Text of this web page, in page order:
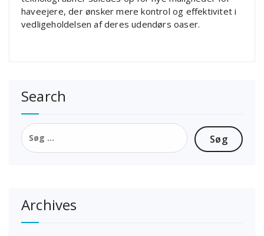
haveejere, der ønsker mere kontrol og effektivitet i
vedligeholdelsen af deres udendørs oaser.
Search
Søg
efter:
Archives